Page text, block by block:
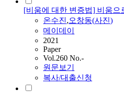
[비움에 대한 변증법] 비움으
온수진,오창동(사진)
메이데이
2021
Paper
Vol.260 No.-
원문보기
복사/대출신청